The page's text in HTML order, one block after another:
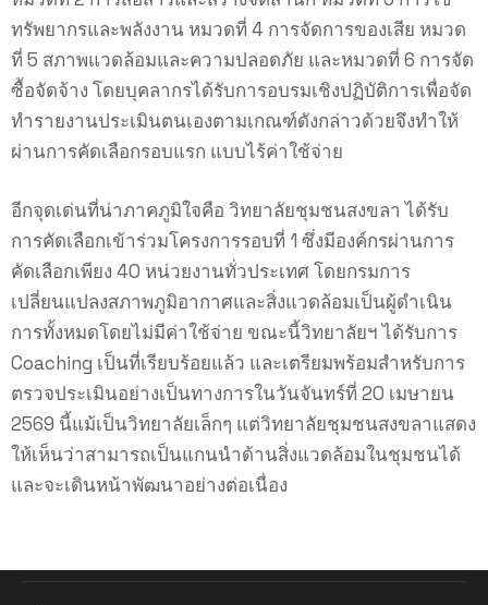
ทรัพยากรและพลังงาน หมวดที่ 4 การจัดการของเสีย หมวด
ที่ 5 สภาพแวดล้อมและความปลอดภัย และหมวดที่ 6 การจัด
ซื้อจัดจ้าง โดยบุคลากรได้รับการอบรมเชิงปฏิบัติการเพื่อจัด
ทำรายงานประเมินตนเองตามเกณฑ์ดังกล่าวด้วยจึงทำให้
ผ่านการคัดเลือกรอบแรก แบบไร้ค่าใช้จ่าย
อีกจุดเด่นที่น่าภาคภูมิใจคือ วิทยาลัยชุมชนสงขลา ได้รับ
การคัดเลือกเข้าร่วมโครงการรอบที่ 1 ซึ่งมีองค์กรผ่านการ
คัดเลือกเพียง 40 หน่วยงานทั่วประเทศ โดยกรมการ
เปลี่ยนแปลงสภาพภูมิอากาศและสิ่งแวดล้อมเป็นผู้ดำเนิน
การทั้งหมดโดยไม่มีค่าใช้จ่าย ขณะนี้วิทยาลัยฯ ได้รับการ
Coaching เป็นที่เรียบร้อยแล้ว และเตรียมพร้อมสำหรับการ
ตรวจประเมินอย่างเป็นทางการในวันจันทร์ที่ 20 เมษายน
2569 นี้แม้เป็นวิทยาลัยเล็กๆ แต่วิทยาลัยชุมชนสงขลาแสดง
ให้เห็นว่าสามารถเป็นแกนนำด้านสิ่งแวดล้อมในชุมชนได้
และจะเดินหน้าพัฒนาอย่างต่อเนื่อง